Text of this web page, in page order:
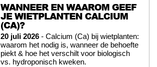
WANNEER EN WAAROM GEEF
JE WIETPLANTEN CALCIUM
(CA)?
20 juli 2026 - Calcium (Ca) bij wietplanten:
waarom het nodig is, wanneer de behoefte
piekt & hoe het verschilt voor biologisch
vs. hydroponisch kweken.